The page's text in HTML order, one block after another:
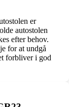
er
autostolen
efter behov.
for at undgå
forbliver i god